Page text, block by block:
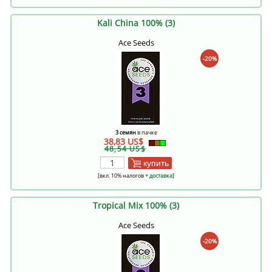
Kali China 100% (3)
Ace Seeds
-20%
3 семянв пачке
38,83 US$
48,54 US$
купить
[вкл. 10% налогов+ доставка]
Tropical Mix 100% (3)
Ace Seeds
-20%